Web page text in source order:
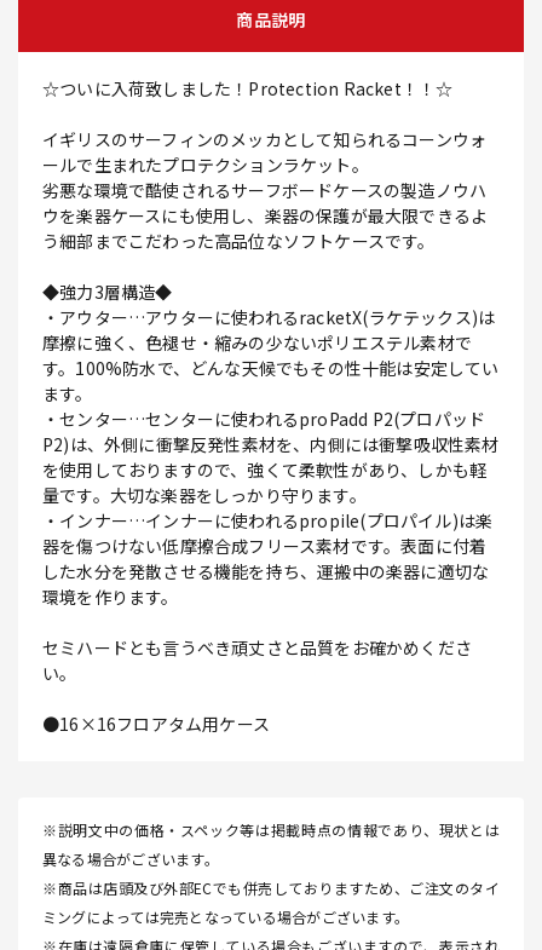
商品説明
☆ついに入荷致しました！Protection Racket！！☆
イギリスのサーフィンのメッカとして知られるコーンウォ
ールで生まれたプロテクションラケット。
劣悪な環境で酷使されるサーフボードケースの製造ノウハ
ウを楽器ケースにも使用し、楽器の保護が最大限できるよ
う細部までこだわった高品位なソフトケースです。
◆強力3層構造◆
・アウター…アウターに使われるracketX(ラケテックス)は
摩擦に強く、色褪せ・縮みの少ないポリエステル素材で
す。100%防水で、どんな天候でもその性十能は安定してい
ます。
・センター…センターに使われるproPadd P2(プロパッド
P2)は、外側に衝撃反発性素材を、内側には衝撃吸収性素材
を使用しておりますので、強くて柔軟性があり、しかも軽
量です。大切な楽器をしっかり守ります。
・インナー…インナーに使われるpropile(プロパイル)は楽
器を傷つけない低摩擦合成フリース素材です。表面に付着
した水分を発散させる機能を持ち、運搬中の楽器に適切な
環境を作ります。
セミハードとも言うべき頑丈さと品質をお確かめくださ
い。
●16×16フロアタム用ケース
※説明文中の価格・スペック等は掲載時点の情報であり、現状とは
異なる場合がございます。
※商品は店頭及び外部ECでも併売しておりますため、ご注文のタイ
ミングによっては完売となっている場合がございます。